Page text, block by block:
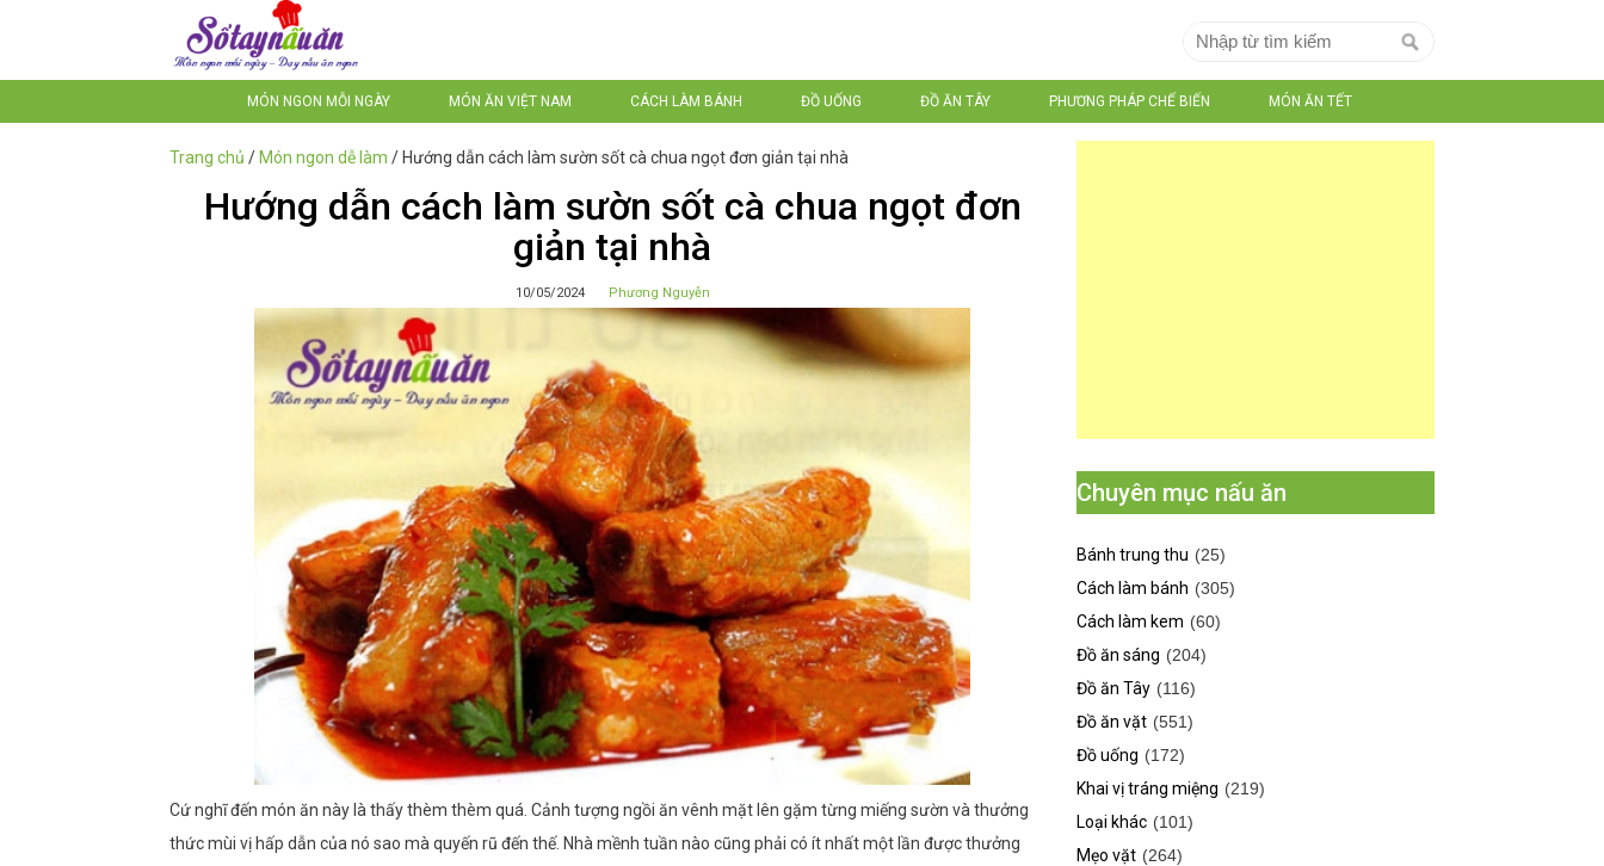
MÓN NGON MỖI NGÀY MÓN ĂN VIỆT NAM CÁCH LÀM BÁNH ĐỒ UỐNG ĐỒ ĂN TÂY PHƯƠNG PHÁP CHẾ BIẾN MÓN ĂN TẾT
Trang chủ / Món ngon dễ làm / Hướng dẫn cách làm sườn sốt cà chua ngọt đơn giản tại nhà
Hướng dẫn cách làm sườn sốt cà chua ngọt đơn
giản tại nhà
10/05/2024 Phương Nguyễn
Cứ nghĩ đến món ăn này là thấy thèm thèm quá. Cảnh tượng ngồi ăn vênh mặt lên gặm từng miếng sườn và thưởng
thức mùi vị hấp dẫn của nó sao mà quyến rũ đến thế. Nhà mềnh tuần nào cũng phải có ít nhất một lần được thưởng
Chuyên mục nấu ăn
Bánh trung thu (25)
Cách làm bánh (305)
Cách làm kem (60)
Đồ ăn sáng (204)
Đồ ăn Tây (116)
Đồ ăn vặt (551)
Đồ uống (172)
Khai vị tráng miệng (219)
Loại khác (101)
Mẹo vặt (264)